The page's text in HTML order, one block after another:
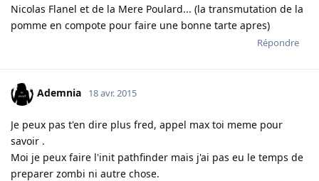
Nicolas Flanel et de la Mere Poulard... (la transmutation de la
pomme en compote pour faire une bonne tarte apres)
Répondre
Ademnia 18 avr. 2015
Je peux pas t'en dire plus fred, appel max toi meme pour
savoir .
Moi je peux faire l'init pathfinder mais j'ai pas eu le temps de
preparer zombi ni autre chose.